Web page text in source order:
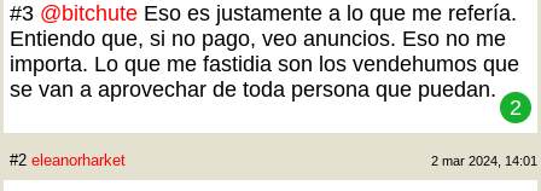
#3 @bitchute Eso es justamente a lo que me refería.
Entiendo que, si no pago, veo anuncios. Eso no me
importa. Lo que me fastidia son los vendehumos que
se van a aprovechar de toda persona que puedan.
2
#2 eleanorharket 2 mar 2024, 14:01